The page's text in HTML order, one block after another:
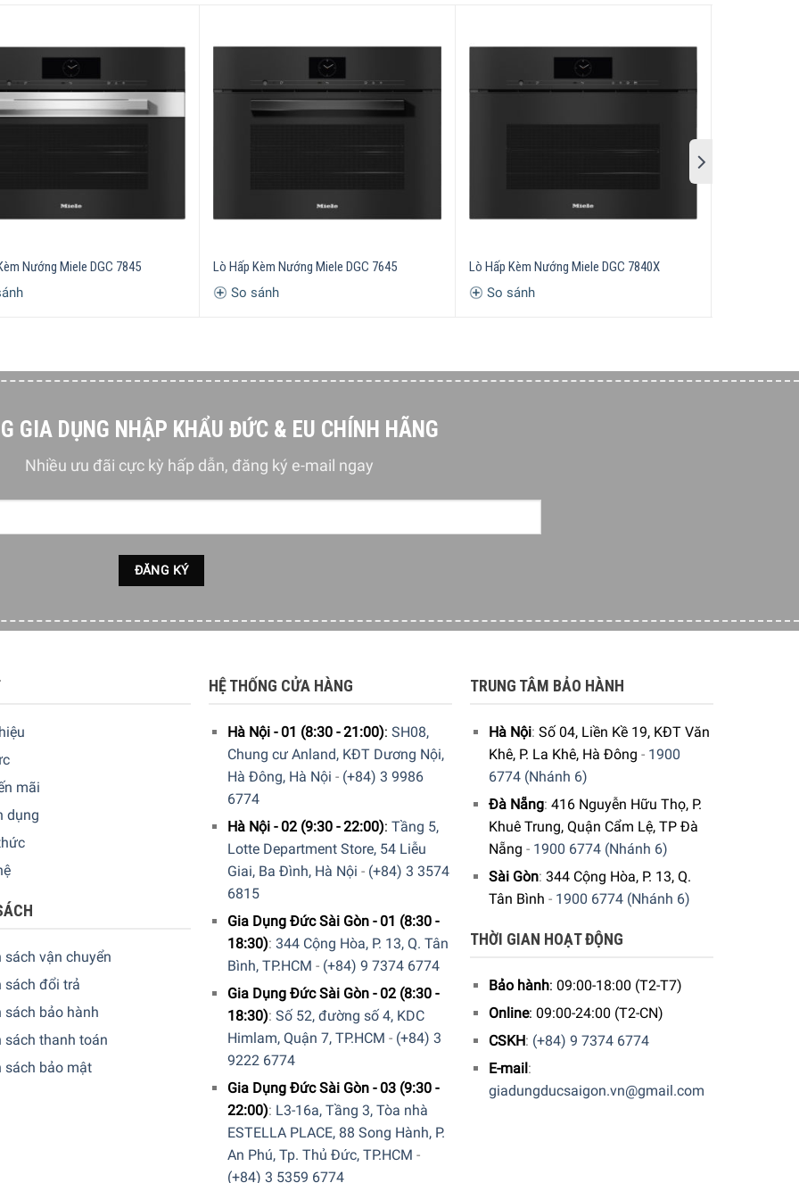
bảng điều khiển khi phát hiện người dùng ở gần
dây nguồn)
Nướng Miele DGC 7845
Lò Hấp Kèm Nướng Miele DGC 7645
So sánh
Lò Hấp Kèm Nướng Miele DGC 7840X
So sánh
GIA DỤNG NHẬP KHẨU ĐỨC & EU CHÍNH HÃNG
Nhiều ưu đãi cực kỳ hấp dẫn, đăng ký e-mail ngay
mãi
dụng
sách vận chuyển
sách đổi trả
sách bảo hành
sách thanh toán
sách bảo mật
HỆ THỐNG CỬA HÀNG
Hà Nội - 01 (8:30 - 21:00): SH08,
Chung cư Anland, KĐT Dương Nội,
Hà Đông, Hà Nội - (+84) 3 9986
6774
Hà Nội - 02 (9:30 - 22:00): Tầng 5,
Lotte Department Store, 54 Liễu
Giai, Ba Đình, Hà Nội - (+84) 3 3574
6815
Gia Dụng Đức Sài Gòn - 01 (8:30 -
18:30): 344 Cộng Hòa, P. 13, Q. Tân
Bình, TP.HCM - (+84) 9 7374 6774
Gia Dụng Đức Sài Gòn - 02 (8:30 -
18:30): Số 52, đường số 4, KDC
Himlam, Quận 7, TP.HCM - (+84) 3
9222 6774
Gia Dụng Đức Sài Gòn - 03 (9:30 -
22:00): L3-16a, Tầng 3, Tòa nhà
ESTELLA PLACE, 88 Song Hành, P.
An Phú, Tp. Thủ Đức, TP.HCM -
(+84) 3 5359 6774
TRUNG TÂM BẢO HÀNH
Hà Nội: Số 04, Liền Kề 19, KĐT Văn
Khê, P. La Khê, Hà Đông - 1900
6774 (Nhánh 6)
Đà Nẵng: 416 Nguyễn Hữu Thọ, P.
Khuê Trung, Quận Cẩm Lệ, TP Đà
Nẵng - 1900 6774 (Nhánh 6)
Sài Gòn: 344 Cộng Hòa, P. 13, Q.
Tân Bình - 1900 6774 (Nhánh 6)
THỜI GIAN HOẠT ĐỘNG
Bảo hành: 09:00-18:00 (T2-T7)
Online: 09:00-24:00 (T2-CN)
CSKH: (+84) 9 7374 6774
E-mail:
giadungducsaigon.vn@gmail.com